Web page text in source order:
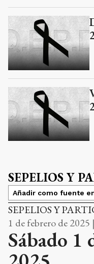
SEPELIOS Y
Añadir como fuente
SEPELIOS Y
1 de febrero de 2025
Sábado 1